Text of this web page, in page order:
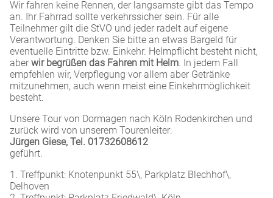
Wir fahren keine Rennen, der langsamste gibt das Tempo
an. Ihr Fahrrad sollte verkehrssicher sein. Für alle
Teilnehmer gilt die StVO und jeder radelt auf eigene
Verantwortung. Denken Sie bitte an etwas Bargeld für
eventuelle Eintritte bzw. Einkehr. Helmpflicht besteht nicht,
aber wir begrüßen das Fahren mit Helm. In jedem Fall
empfehlen wir, Verpflegung vor allem aber Getränke
mitzunehmen, auch wenn meist eine Einkehrmöglichkeit
besteht.
Unsere Tour von Dormagen nach Köln Rodenkirchen und
zurück wird von unserem Tourenleiter:
Jürgen Giese, Tel. 01732608612
geführt.
1. Treffpunkt: Knotenpunkt 55\, Parkplatz Blechhof\,
Delhoven